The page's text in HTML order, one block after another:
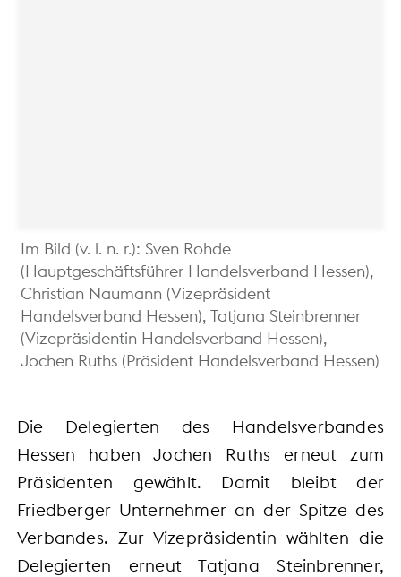
Im Bild (v. l. n. r.): Sven Rohde
(Hauptgeschäftsführer Handelsverband Hessen),
Christian Naumann (Vizepräsident
Handelsverband Hessen), Tatjana Steinbrenner
(Vizepräsidentin Handelsverband Hessen),
Jochen Ruths (Präsident Handelsverband Hessen)
Die Delegierten des Handelsverbandes
Hessen haben Jochen Ruths erneut zum
Präsidenten gewählt. Damit bleibt der
Friedberger Unternehmer an der Spitze des
Verbandes. Zur Vizepräsidentin wählten die
Delegierten erneut Tatjana Steinbrenner,